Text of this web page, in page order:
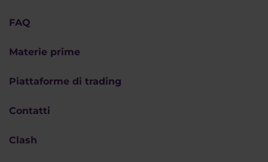
FAQ
Materie prime
Piattaforme di trading
Contatti
Clash